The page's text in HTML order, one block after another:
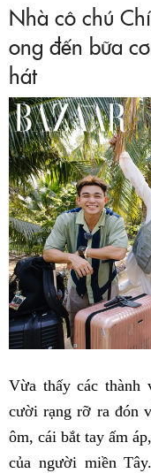
Nhà cô chú
ong đến bữa
hát
Vừa thấy các thành
cười rạng rỡ ra đón
ôm, cái bắt tay ấm
của người miền